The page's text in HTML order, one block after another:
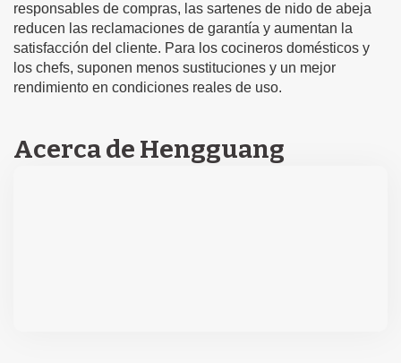
responsables de compras, las sartenes de nido de abeja
reducen las reclamaciones de garantía y aumentan la
satisfacción del cliente. Para los cocineros domésticos y
los chefs, suponen menos sustituciones y un mejor
rendimiento en condiciones reales de uso.
Acerca de Hengguang